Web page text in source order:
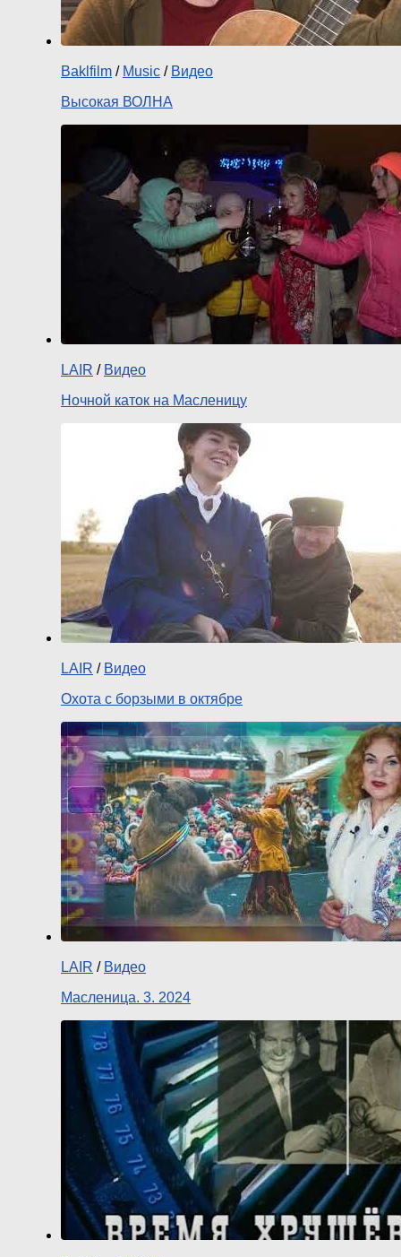
Baklfilm / Music / Видео
Высокая ВОЛНА
LAIR / Видео
Ночной каток на Масленицу
LAIR / Видео
Охота с борзыми в октябре
LAIR / Видео
Масленица. 3. 2024